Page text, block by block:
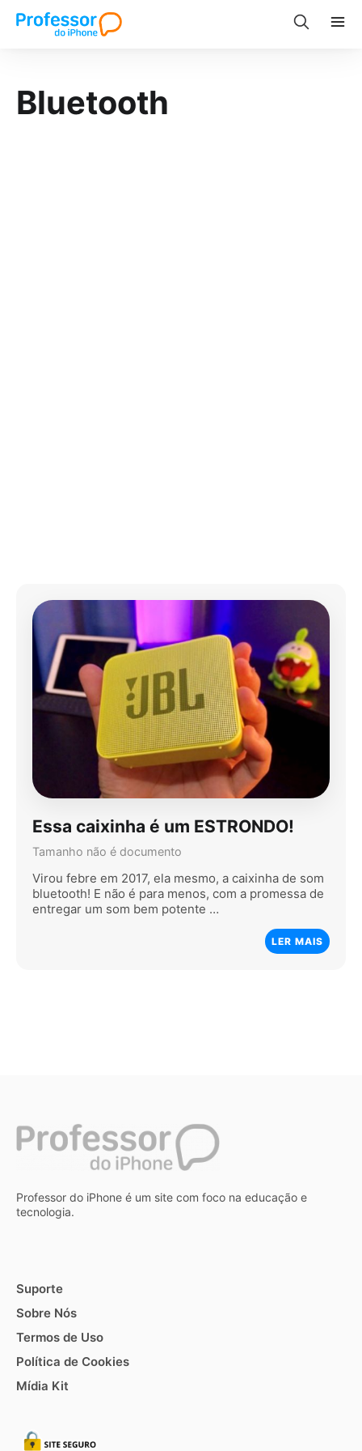
Bluetooth
Essa caixinha é um ESTRONDO!
Tamanho não é documento
Virou febre em 2017, ela mesmo, a caixinha de som
bluetooth! E não é para menos, com a promessa de
entregar um som bem potente …
LER MAIS
Professor do iPhone é um site com foco na educação e
tecnologia.
Suporte
Sobre Nós
Termos de Uso
Política de Cookies
Mídia Kit